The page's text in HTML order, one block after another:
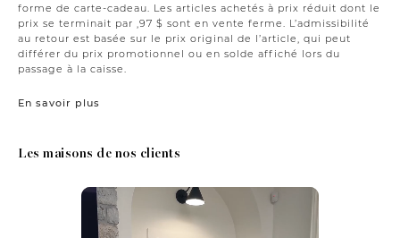
forme de carte-cadeau. Les articles achetés à prix réduit dont le
prix se terminait par ,97 $ sont en vente ferme. L’admissibilité
au retour est basée sur le prix original de l’article, qui peut
différer du prix promotionnel ou en solde affiché lors du
passage à la caisse.
En savoir plus
Les maisons de nos clients
Media Carousel
Carousel with product photos. Use the previous and